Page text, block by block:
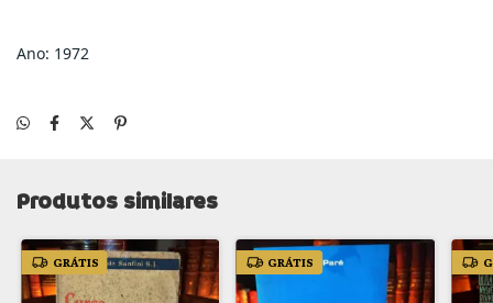
Ano: 1972
Produtos similares
GRÁTIS GRÁTIS